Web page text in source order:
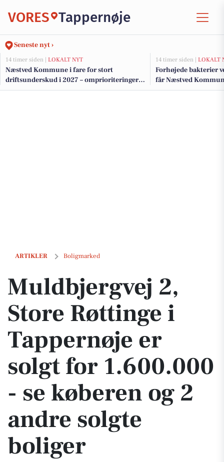
VORES Tappernøje
Seneste nyt ›
14 timer siden | LOKALT NYT
Næstved Kommune i fare for stort
driftsunderskud i 2027 – omprioriteringer
på vej for at bevare velfærden
14 timer siden | LOKALT
Forhøjede bakterier
får Næstved
badning ved Præstø
ARTIKLER Boligmarked
Muldbjergvej 2, Store Røttinge i Tappernøje er solgt for 1.600.000 -
Muldbjergvej 2,
Store Røttinge i
Tappernøje er
solgt for 1.600.000
- se køberen og 2
andre solgte
boliger